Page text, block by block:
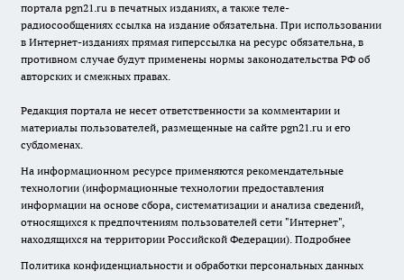
портала pgn21.ru в печатных изданиях, а также теле-
радиосообщениях ссылка на издание обязательна. При использовании
в Интернет-изданиях прямая гиперссылка на ресурс обязательна, в
противном случае будут применены нормы законодательства РФ об
авторских и смежных правах.
Редакция портала не несет ответственности за комментарии и
материалы пользователей, размещенные на сайте pgn21.ru и его
субдоменах.
На информационном ресурсе применяются рекомендательные
технологии (информационные технологии предоставления
информации на основе сбора, систематизации и анализа сведений,
относящихся к предпочтениям пользователей сети "Интернет",
находящихся на территории Российской Федерации). Подробнее
Политика конфиденциальности и обработки персональных данных